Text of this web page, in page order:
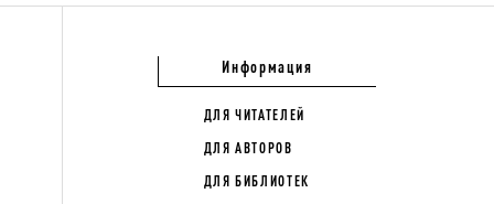
Информация
ДЛЯ ЧИТАТЕЛЕЙ
ДЛЯ АВТОРОВ
ДЛЯ БИБЛИОТЕК